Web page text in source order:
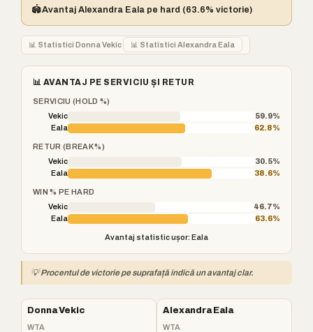
🏟️Avantaj Alexandra Eala pe hard (63.6% victorie)
📊 Statistici Donna Vekic 📊 Statistici Alexandra Eala
📊 AVANTAJ PE SERVICIU ȘI RETUR
SERVICIU (HOLD %)
Vekic
59.9%
Eala
62.8%
RETUR (BREAK %)
Vekic
30.5%
Eala
38.6%
WIN % PE HARD
Vekic
46.7%
Eala
63.6%
Avantaj statistic ușor: Eala
💡 Procentul de victorie pe suprafață indică un avantaj clar.
Donna Vekic
WTA
Alexandra Eala
WTA